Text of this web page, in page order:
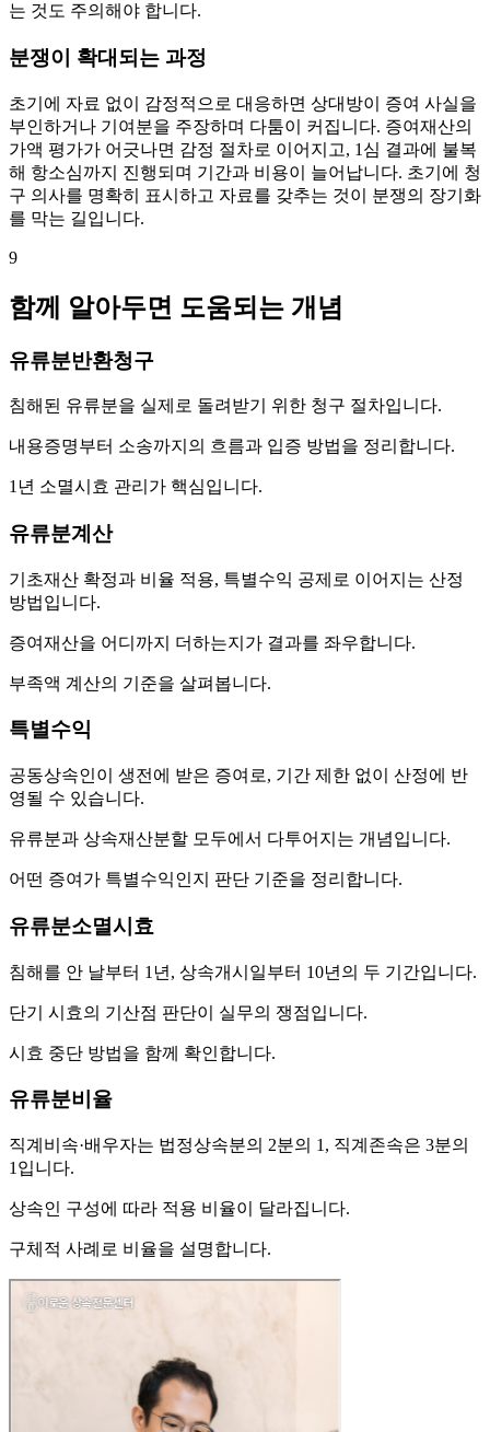
는 것도 주의해야 합니다.
분쟁이 확대되는 과정
초기에 자료 없이 감정적으로 대응하면 상대방이 증여 사실을
부인하거나 기여분을 주장하며 다툼이 커집니다. 증여재산의
가액 평가가 어긋나면 감정 절차로 이어지고, 1심 결과에 불복
해 항소심까지 진행되며 기간과 비용이 늘어납니다. 초기에 청
구 의사를 명확히 표시하고 자료를 갖추는 것이 분쟁의 장기화
를 막는 길입니다.
9
함께 알아두면 도움되는 개념
유류분반환청구
침해된 유류분을 실제로 돌려받기 위한 청구 절차입니다.
내용증명부터 소송까지의 흐름과 입증 방법을 정리합니다.
1년 소멸시효 관리가 핵심입니다.
유류분계산
기초재산 확정과 비율 적용, 특별수익 공제로 이어지는 산정
방법입니다.
증여재산을 어디까지 더하는지가 결과를 좌우합니다.
부족액 계산의 기준을 살펴봅니다.
특별수익
공동상속인이 생전에 받은 증여로, 기간 제한 없이 산정에 반
영될 수 있습니다.
유류분과 상속재산분할 모두에서 다투어지는 개념입니다.
어떤 증여가 특별수익인지 판단 기준을 정리합니다.
유류분소멸시효
침해를 안 날부터 1년, 상속개시일부터 10년의 두 기간입니다.
단기 시효의 기산점 판단이 실무의 쟁점입니다.
시효 중단 방법을 함께 확인합니다.
유류분비율
직계비속·배우자는 법정상속분의 2분의 1, 직계존속은 3분의
1입니다.
상속인 구성에 따라 적용 비율이 달라집니다.
구체적 사례로 비율을 설명합니다.